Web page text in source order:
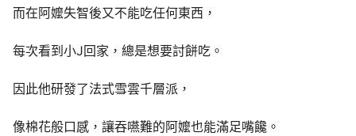
而在阿嬤失智後又不能吃任何東西，
每次看到小J回家，總是想要討餅吃。
因此他研發了法式雪雲千層派，
像棉花般口感，讓吞嚥難的阿嬤也能滿足嘴饞。